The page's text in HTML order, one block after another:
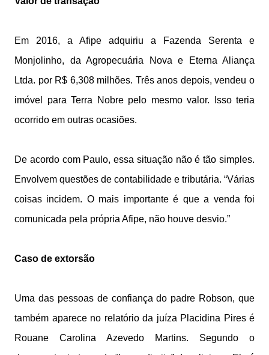
Em 2016, a Afipe adquiriu a Fazenda Serenta e
Monjolinho, da Agropecuária Nova e Eterna Aliança
Ltda. por R$ 6,308 milhões. Três anos depois, vendeu o
imóvel para Terra Nobre pelo mesmo valor. Isso teria
ocorrido em outras ocasiões.
De acordo com Paulo, essa situação não é tão simples.
Envolvem questões de contabilidade e tributária. “Várias
coisas incidem. O mais importante é que a venda foi
comunicada pela própria Afipe, não houve desvio.”
Caso de extorsão
Uma das pessoas de confiança do padre Robson, que
também aparece no relatório da juíza Placidina Pires é
Rouane Carolina Azevedo Martins. Segundo o